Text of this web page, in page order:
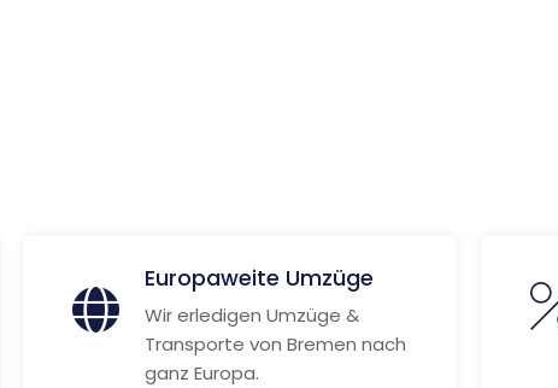
Europaweite Umzüge
Wir erledigen Umzüge &
Transporte von Bremen nach
ganz Europa.